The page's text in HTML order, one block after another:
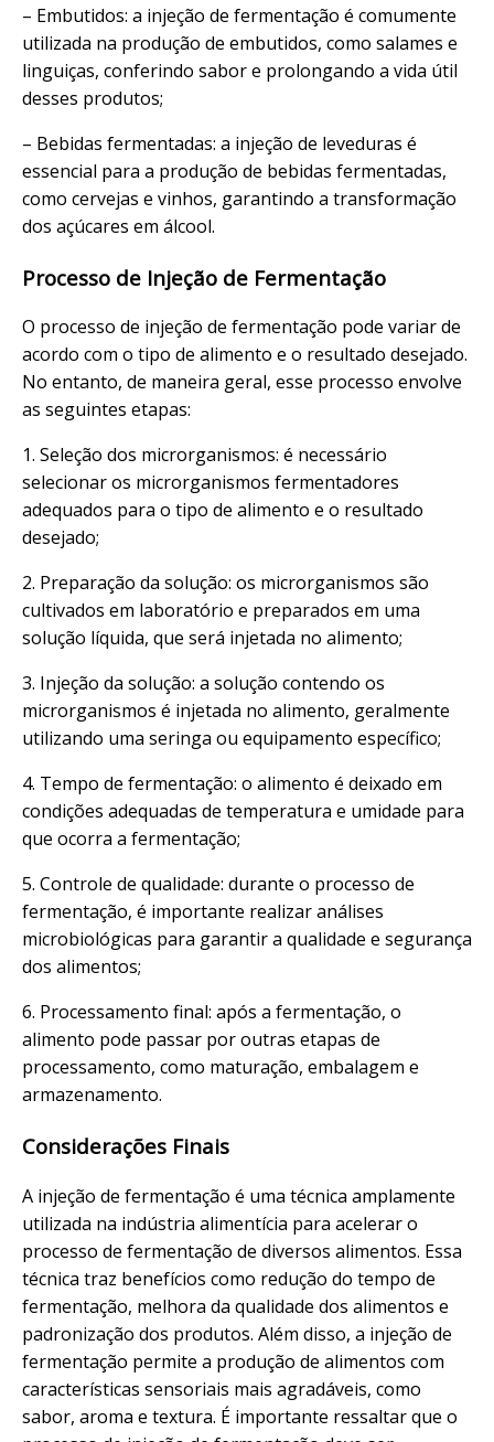
– Embutidos: a injeção de fermentação é comumente
utilizada na produção de embutidos, como salames e
linguiças, conferindo sabor e prolongando a vida útil
desses produtos;
– Bebidas fermentadas: a injeção de leveduras é
essencial para a produção de bebidas fermentadas,
como cervejas e vinhos, garantindo a transformação
dos açúcares em álcool.
Processo de Injeção de Fermentação
O processo de injeção de fermentação pode variar de
acordo com o tipo de alimento e o resultado desejado.
No entanto, de maneira geral, esse processo envolve
as seguintes etapas:
1. Seleção dos microrganismos: é necessário
selecionar os microrganismos fermentadores
adequados para o tipo de alimento e o resultado
desejado;
2. Preparação da solução: os microrganismos são
cultivados em laboratório e preparados em uma
solução líquida, que será injetada no alimento;
3. Injeção da solução: a solução contendo os
microrganismos é injetada no alimento, geralmente
utilizando uma seringa ou equipamento específico;
4. Tempo de fermentação: o alimento é deixado em
condições adequadas de temperatura e umidade para
que ocorra a fermentação;
5. Controle de qualidade: durante o processo de
fermentação, é importante realizar análises
microbiológicas para garantir a qualidade e segurança
dos alimentos;
6. Processamento final: após a fermentação, o
alimento pode passar por outras etapas de
processamento, como maturação, embalagem e
armazenamento.
Considerações Finais
A injeção de fermentação é uma técnica amplamente
utilizada na indústria alimentícia para acelerar o
processo de fermentação de diversos alimentos. Essa
técnica traz benefícios como redução do tempo de
fermentação, melhora da qualidade dos alimentos e
padronização dos produtos. Além disso, a injeção de
fermentação permite a produção de alimentos com
características sensoriais mais agradáveis, como
sabor, aroma e textura. É importante ressaltar que o